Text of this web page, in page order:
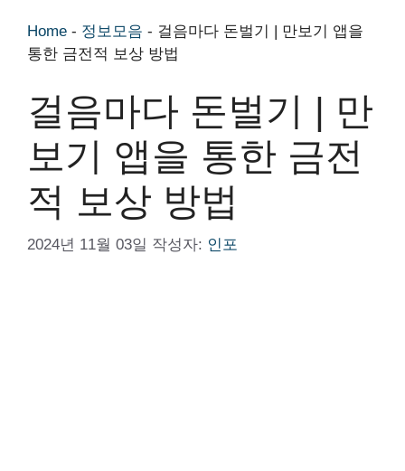
Home - 정보모음 - 걸음마다 돈벌기 | 만보기 앱을
통한 금전적 보상 방법
걸음마다 돈벌기 | 만
보기 앱을 통한 금전
적 보상 방법
2024년 11월 03일 작성자: 인포